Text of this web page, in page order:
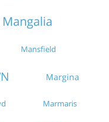
Mangalia
Mansfield
Margina
Marmaris